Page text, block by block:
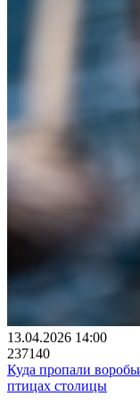
13.04.2026 14:00
237140
Куда пропали
птицах столицы